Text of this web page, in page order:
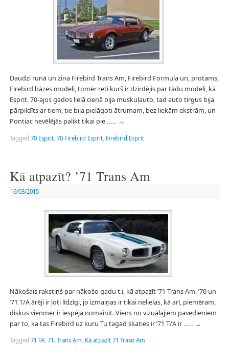
Daudzi runā un zina Firebird Trans Am, Firebird Formula un, protams,
Firebird bāzes modeli, tomēr reti kurš ir dzirdējis par tādu modeli, kā
Esprit. 70-ajos gados lielā cieņā bija muskuļauto, tad auto tirgus bija
pārpildīts ar tiem, tie bija pielāgoti ātrumam, bez liekām ekstrām, un
Pontiac nevēlējās palikt tikai pie….. →
Tagged 70 Esprit, 70 Firebird Esprit, Firebird Esprit
Kā atpazīt? ’71 Trans Am
16/03/2015
Nākošais rakstiņš par nākošo gadu t.i, kā atpazīt ’71 Trans Am. ’70 un
’71 T/A ārēji ir ļoti līdzīgi, jo izmaiņas ir tikai nelielas, kā arī, piemēram,
diskus vienmēr ir iespēja nomainīt. Viens no vizuālajiem pavedieniem
par to, ka tas Firebird uz kuru Tu tagad skaties ir ’71 T/A ir….. →
Tagged 71 TA, 71. Trans Am, Kā atpazīt 71 Trasn Am